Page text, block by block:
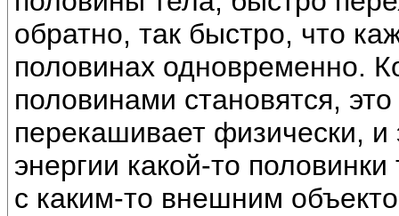
обратно, так быстро, что
половинах одновременно.
половинами становятся,
перекашивает физически, и
энергии какой-то
с каким-то внешним